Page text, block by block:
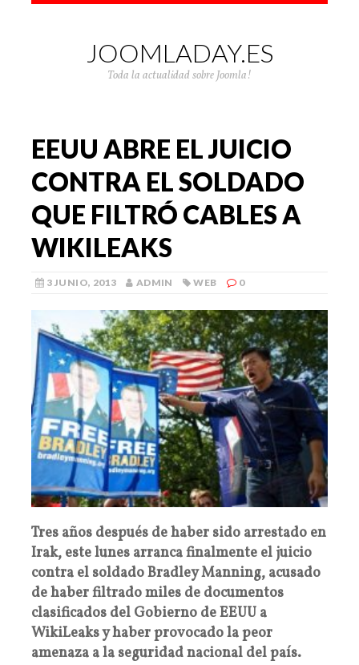
JOOMLADAY.ES
Toda la actualidad sobre Joomla!
EEUU ABRE EL JUICIO
CONTRA EL SOLDADO
QUE FILTRÓ CABLES A
WIKILEAKS
3 JUNIO, 2013 ADMIN WEB 0
Tres años después de haber sido arrestado en
Irak, este lunes arranca finalmente el juicio
contra el soldado Bradley Manning, acusado
de haber filtrado miles de documentos
clasificados del Gobierno de EEUU a
WikiLeaks y haber provocado la peor
amenaza a la seguridad nacional del país.